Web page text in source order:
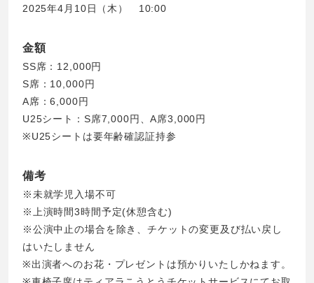
2025年4月10日（木） 10:00
金額
SS席：12,000円
S席：10,000円
A席：6,000円
U25シート：S席7,000円、A席3,000円
※U25シートは要年齢確認証持参
備考
※未就学児入場不可
※上演時間3時間予定(休憩含む)
※公演中止の場合を除き、チケットの変更及び払い戻し
はいたしません
※出演者へのお花・プレゼントは預かりいたしかねます。